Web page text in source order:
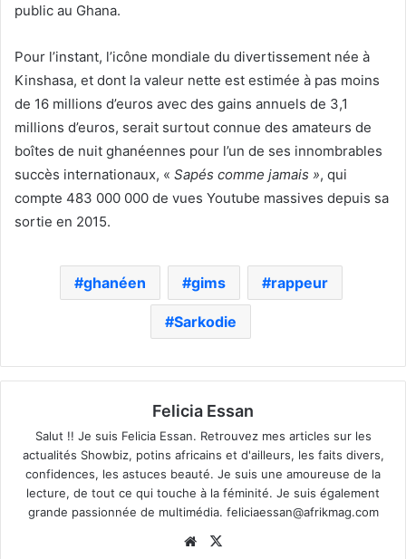
public au Ghana.
Pour l’instant, l’icône mondiale du divertissement née à
Kinshasa, et dont la valeur nette est estimée à pas moins
de 16 millions d’euros avec des gains annuels de 3,1
millions d’euros, serait surtout connue des amateurs de
boîtes de nuit ghanéennes pour l’un de ses innombrables
succès internationaux, « Sapés comme jamais », qui
compte 483 000 000 de vues Youtube massives depuis sa
sortie en 2015.
ghanéen gims rappeur
Sarkodie
Felicia Essan
Salut !! Je suis Felicia Essan. Retrouvez mes articles sur les
actualités Showbiz, potins africains et d'ailleurs, les faits divers,
confidences, les astuces beauté. Je suis une amoureuse de la
lecture, de tout ce qui touche à la féminité. Je suis également
grande passionnée de multimédia. feliciaessan@afrikmag.com
Website